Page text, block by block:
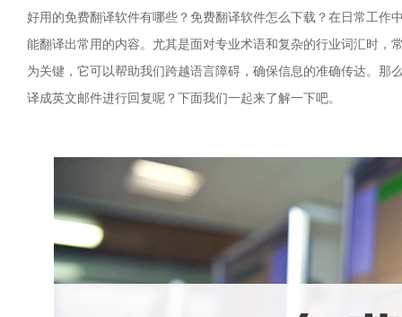
好用的免费翻译软件有哪些？免费翻译软件怎么下载？在日常工
能翻译出常用的内容。尤其是面对专业术语和复杂的行业词汇时，
为关键，它可以帮助我们跨越语言障碍，确保信息的准确传达。那
译成英文邮件进行回复呢？下面我们一起来了解一下吧。